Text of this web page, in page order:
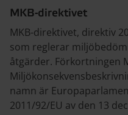
MKB-direktivet
MKB-direktivet, direktiv
som reglerar
åtgärder. Förkortningen
namn är
2011/92/EU av den 13